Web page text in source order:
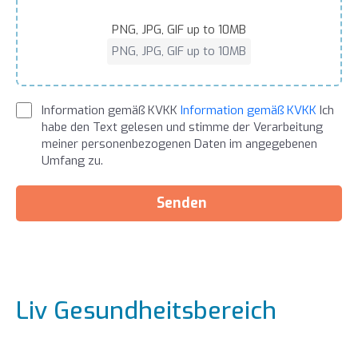
PNG, JPG, GIF up to 10MB
PNG, JPG, GIF up to 10MB
Information gemäß KVKK Information gemäß KVKK Ich
habe den Text gelesen und stimme der Verarbeitung
meiner personenbezogenen Daten im angegebenen
Umfang zu.
Senden
Liv Gesundheitsbereich